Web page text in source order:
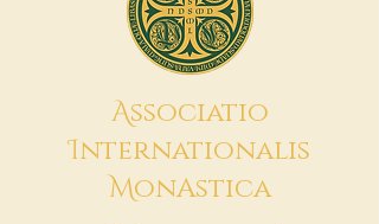
Associatio
Internationalis
MonAstica